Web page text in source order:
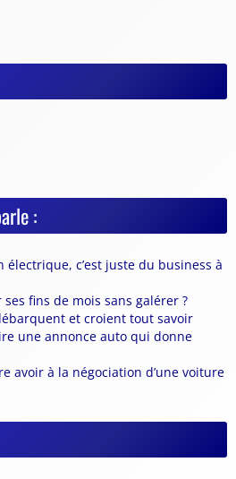
:
c’est juste du business à
fins de mois sans galérer ?
et croient tout savoir
une annonce auto qui donne
avoir à la négociation d’une voiture